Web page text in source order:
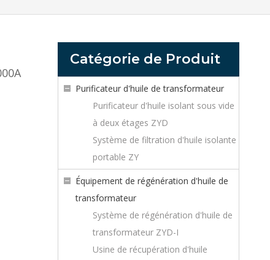
Catégorie de Produit
Purificateur d'huile de transformateur
Purificateur d'huile isolant sous vide
à deux étages ZYD
Système de filtration d'huile isolante
portable ZY
Équipement de régénération d'huile de
transformateur
Système de régénération d'huile de
transformateur ZYD-I
Usine de récupération d'huile